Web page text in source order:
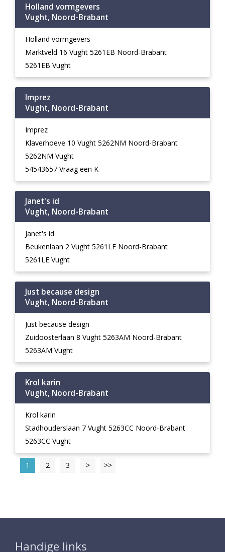
Holland vormgevers
Vught, Noord-Brabant
Holland vormgevers
Marktveld 16 Vught 5261EB Noord-Brabant
5261EB Vught
Imprez
Vught, Noord-Brabant
Imprez
Klaverhoeve 10 Vught 5262NM Noord-Brabant
5262NM Vught
54543657 Vraag een K
Janet's id
Vught, Noord-Brabant
Janet's id
Beukenlaan 2 Vught 5261LE Noord-Brabant
5261LE Vught
Just because design
Vught, Noord-Brabant
Just because design
Zuidoosterlaan 8 Vught 5263AM Noord-Brabant
5263AM Vught
Krol karin
Vught, Noord-Brabant
Krol karin
Stadhouderslaan 7 Vught 5263CC Noord-Brabant
5263CC Vught
1 2 3 > >>
Handige links